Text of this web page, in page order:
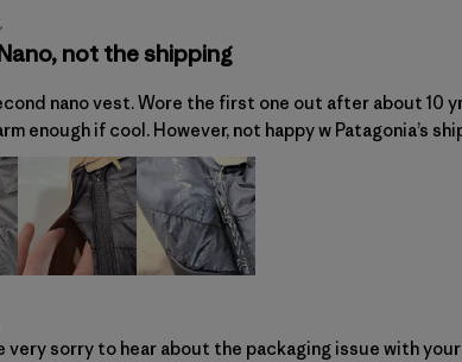
not the shipping
nano vest. Wore the first one out after about 10
enough if cool. However, not happy w
del propietario de la tienda sobre la revisión
very sorry to hear about the packaging issue with